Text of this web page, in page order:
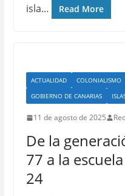
isla…
Read More
ACTUALIDAD COLONIALISMO
GOBIERNO DE CANARIAS
11 de agosto de 2025
De la
77 a la
24